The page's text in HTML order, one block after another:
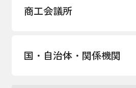
商工会議所
国・自治体・関係機関